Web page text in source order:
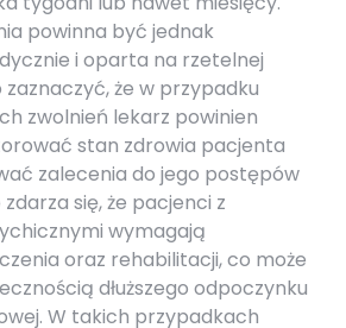
powinna być jednak
i oparta na rzetelnej
że w przypadku
zwolnień lekarz powinien
stan zdrowia pacjenta
zalecenia do jego postępów
się, że pacjenci z
wymagają
oraz rehabilitacji, co może
dłuższego odpoczynku
W takich przypadkach